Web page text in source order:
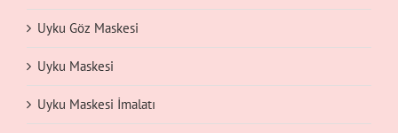
Uyku Göz Maskesi
Uyku Maskesi
Uyku Maskesi İmalatı